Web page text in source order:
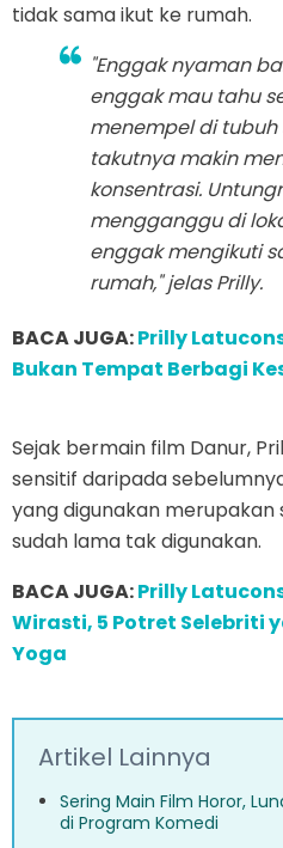
tidak sama ikut ke rumah.
"Enggak nyaman
enggak mau tahu
menempel di
takutnya makin
konsentrasi.
mengganggu di
enggak mengikuti
rumah," jelas Prilly.
BACA JUGA:Prilly
Bukan Tempat Berbagi
Sejak bermain film Danur,
sensitif daripada
yang digunakan merupakan
sudah lama tak digunakan.
BACA JUGA:Prilly
Wirasti, 5 Potret Selebriti
Yoga
Artikel Lainnya
Sering Main Film Horor,
di Program Komedi